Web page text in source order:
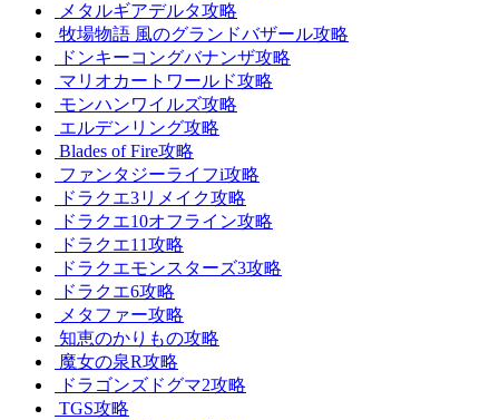
メタルギアデルタ攻略
牧場物語 風のグランドバザール攻略
ドンキーコングバナンザ攻略
マリオカートワールド攻略
モンハンワイルズ攻略
エルデンリング攻略
Blades of Fire攻略
ファンタジーライフi攻略
ドラクエ3リメイク攻略
ドラクエ10オフライン攻略
ドラクエ11攻略
ドラクエモンスターズ3攻略
ドラクエ6攻略
メタファー攻略
知恵のかりもの攻略
魔女の泉R攻略
ドラゴンズドグマ2攻略
TGS攻略